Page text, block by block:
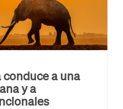
conduce a una
y a